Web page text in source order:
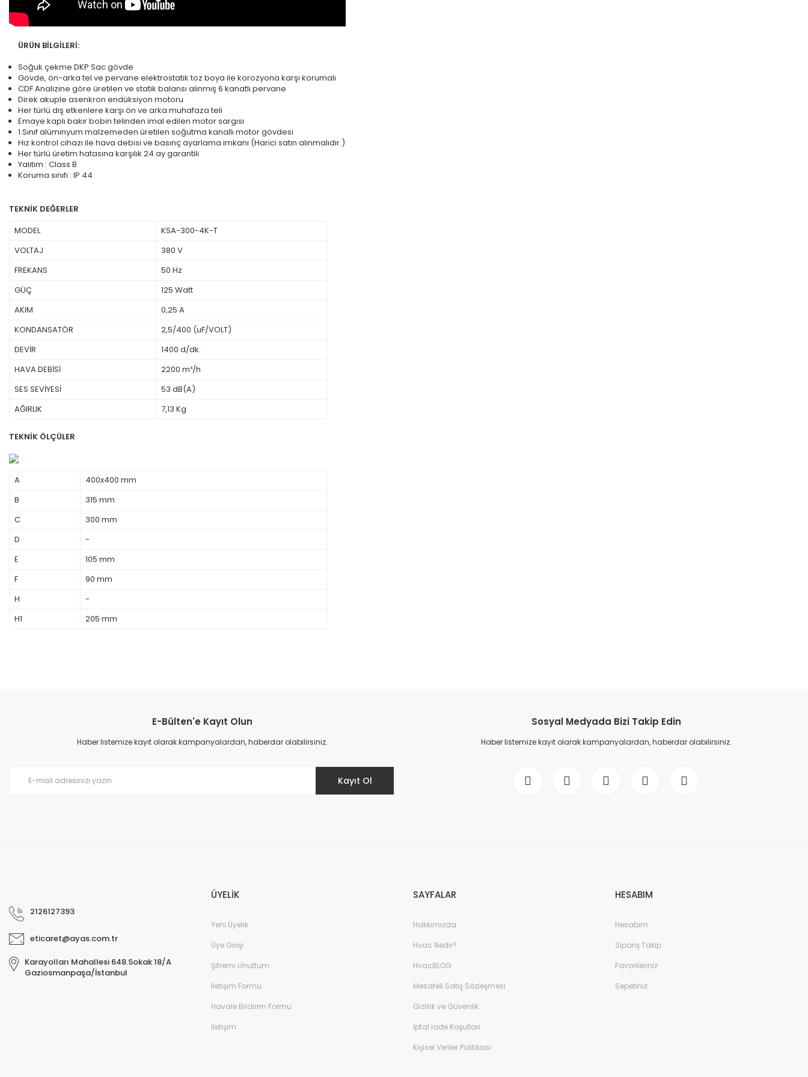
ÜRÜN BİLGİLERİ:
Soğuk çekme DKP Sac gövde
Gövde, ön-arka tel ve pervane elektrostatik toz boya ile korozyona karşı korumalı
CDF Analizine göre üretilen ve statik balansı alınmış 6 kanatlı pervane
Direk akuple asenkron endüksiyon motoru
Her türlü dış etkenlere karşı ön ve arka muhafaza teli
Emaye kaplı bakır bobin telinden imal edilen motor sargısı
1.Sınıf alüminyum malzemeden üretilen soğutma kanallı motor gövdesi
Hız kontrol cihazı ile hava debisi ve basınç ayarlama imkanı (Harici satın alınmalıdır.)
Her türlü üretim hatasına karşılık 24 ay garantili
Yalıtım : Class B
Koruma sınıfı : IP 44
TEKNİK DEĞERLER
MODEL
KSA-300-4K-T
VOLTAJ
380 V
FREKANS
50 Hz
GÜÇ
125 Watt
AKIM
0,25 A
KONDANSATÖR
2,5/400 (uF/VOLT)
DEVİR
1400 d/dk.
HAVA DEBİSİ
2200 m³/h
SES SEVİYESİ
53 dB(A)
AĞIRLIK
7,13 Kg
TEKNİK ÖLÇÜLER
A
400x400 mm
B
315 mm
C
300 mm
D
-
E
105 mm
F
90 mm
H
-
H1
205 mm
E-Bülten'e Kayıt Olun
Haber listemize kayıt olarak kampanyalardan, haberdar olabilirsiniz.
Kayıt Ol
Sosyal Medyada Bizi Takip Edin
Haber listemize kayıt olarak kampanyalardan, haberdar olabilirsiniz.
2126127393
eticaret@ayas.com.tr
Karayolları Mahallesi 648.Sokak 18/A
Gaziosmanpaşa/İstanbul
ÜYELİK
Yeni Üyelik
Üye Girişi
Şifremi Unuttum
İletişim Formu
Havale Bildirim Formu
İletişim
SAYFALAR
Hakkımızda
Hvac Nedir?
HvacBLOG
Mesafeli Satış Sözleşmesi
Gizlilik ve Güvenlik
İptal İade Koşullari
Kişisel Veriler Politikası
HESABIM
Hesabım
Sipariş Takip
Favorileriniz
Sepetiniz